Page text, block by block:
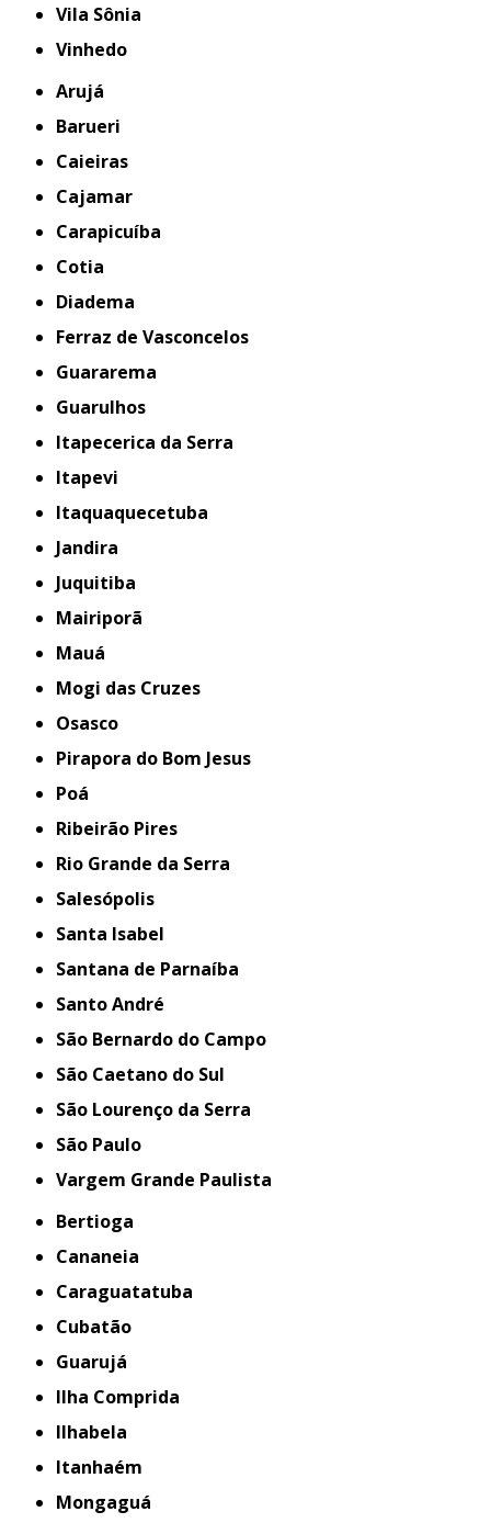
Vila Sônia
Vinhedo
Arujá
Barueri
Caieiras
Cajamar
Carapicuíba
Cotia
Diadema
Ferraz de Vasconcelos
Guararema
Guarulhos
Itapecerica da Serra
Itapevi
Itaquaquecetuba
Jandira
Juquitiba
Mairiporã
Mauá
Mogi das Cruzes
Osasco
Pirapora do Bom Jesus
Poá
Ribeirão Pires
Rio Grande da Serra
Salesópolis
Santa Isabel
Santana de Parnaíba
Santo André
São Bernardo do Campo
São Caetano do Sul
São Lourenço da Serra
São Paulo
Vargem Grande Paulista
Bertioga
Cananeia
Caraguatatuba
Cubatão
Guarujá
Ilha Comprida
Ilhabela
Itanhaém
Mongaguá